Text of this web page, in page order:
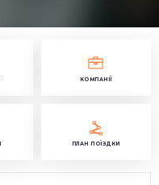
КОМПАНІЇ
ПЛАН ПОЇЗДКИ